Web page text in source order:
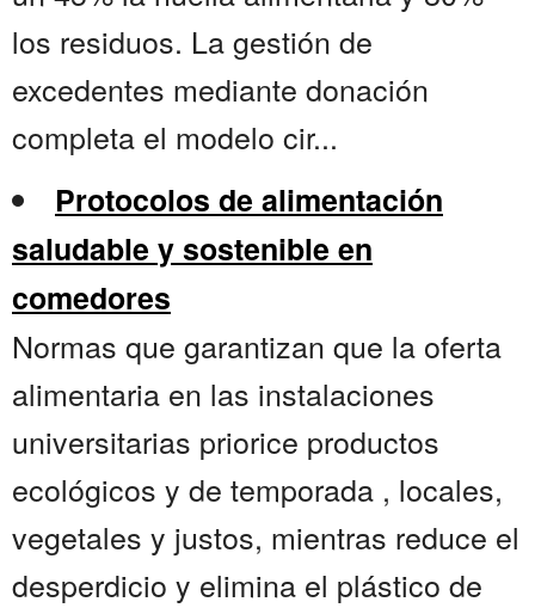
los residuos. La gestión de
excedentes mediante donación
completa el modelo cir...
Protocolos de alimentación
saludable y sostenible en
comedores
Normas que garantizan que la oferta
alimentaria en las instalaciones
universitarias priorice productos
ecológicos y de temporada , locales,
vegetales y justos, mientras reduce el
desperdicio y elimina el plástico de